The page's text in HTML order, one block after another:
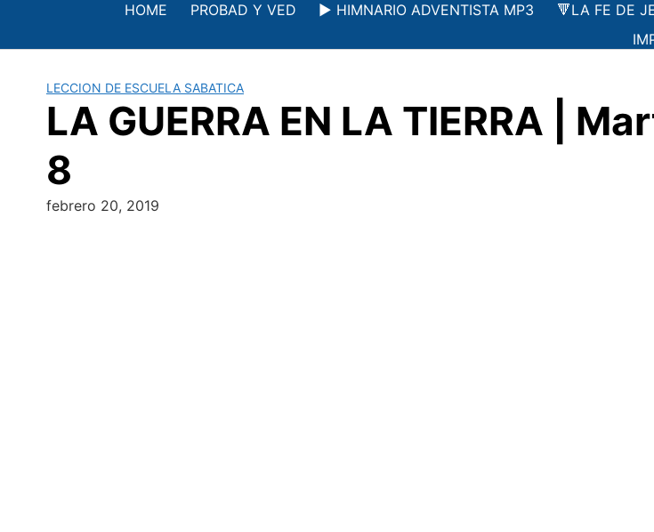
contenido
HOME PROBAD Y VED ▶️ HIMNARIO ADVENTISTA MP3 🔻LA FE DE
LECCION DE ESCUELA SABATICA
LA GUERRA EN LA TIERRA |
8
febrero 20, 2019